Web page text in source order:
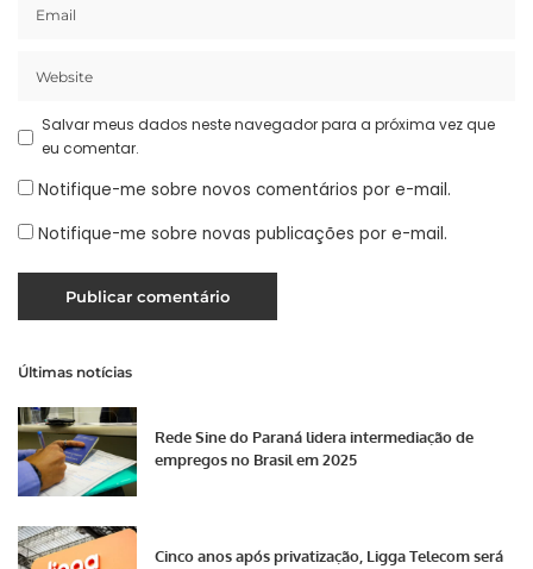
Salvar meus dados neste navegador para a próxima vez que
eu comentar.
Notifique-me sobre novos comentários por e-mail.
Notifique-me sobre novas publicações por e-mail.
Últimas notícias
Rede Sine do Paraná lidera intermediação de
empregos no Brasil em 2025
Cinco anos após privatização, Ligga Telecom será